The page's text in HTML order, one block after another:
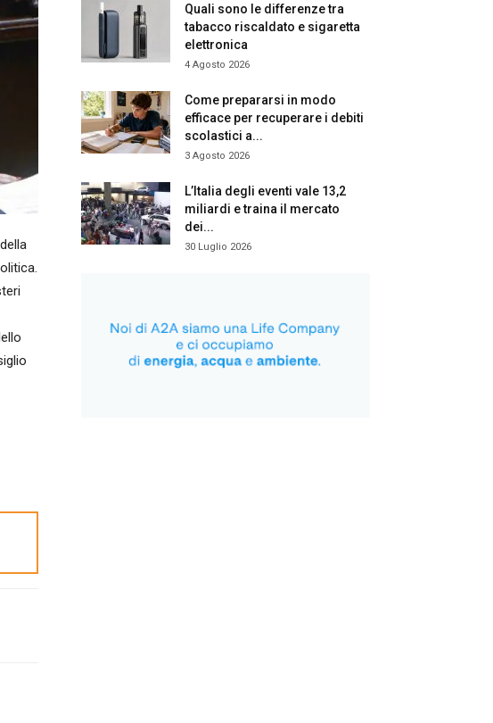
Quali sono le differenze tra
tabacco riscaldato e sigaretta
elettronica
4 Agosto 2026
Come prepararsi in modo
efficace per recuperare i debiti
scolastici a...
3 Agosto 2026
L’Italia degli eventi vale 13,2
miliardi e traina il mercato
dei...
30 Luglio 2026